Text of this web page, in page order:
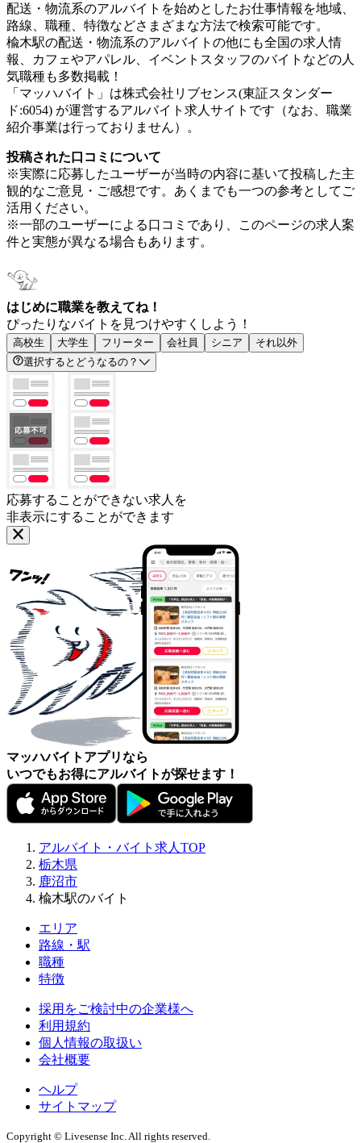
配送・物流系のアルバイトを始めとしたお仕事情報を地域、
路線、職種、特徴などさまざまな方法で検索可能です。
楡木駅の配送・物流系のアルバイトの他にも全国の求人情
報、カフェやアパレル、イベントスタッフのバイトなどの人
気職種も多数掲載！
「マッハバイト」は株式会社リブセンス(東証スタンダー
ド:6054) が運営するアルバイト求人サイトです（なお、職業
紹介事業は行っておりません）。
投稿された口コミについて
※実際に応募したユーザーが当時の内容に基いて投稿した主
観的なご意見・ご感想です。あくまでも一つの参考としてご
活用ください。
※一部のユーザーによる口コミであり、このページの求人案
件と実態が異なる場合もあります。
はじめに職業を教えてね！
ぴったりなバイトを見つけやすくしよう！
高校生 大学生 フリーター 会社員 シニア
それ以外
選択するとどうなるの？
応募することができない求人を
非表示にすることができます
マッハバイトアプリなら
いつでもお得にアルバイトが探せます！
アルバイト・バイト求人TOP
栃木県
鹿沼市
楡木駅のバイト
エリア
路線・駅
職種
特徴
採用をご検討中の企業様へ
利用規約
個人情報の取扱い
会社概要
ヘルプ
サイトマップ
Copyright © Livesense Inc. All rights reserved.